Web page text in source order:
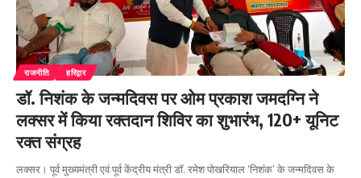
राजनीति हरिद्वार
डॉ. निशंक के जन्मदिवस पर ओम प्रकाश जमदग्नि ने
लक्सर में किया रक्तदान शिविर का शुभारंभ, 120+ यूनिट
रक्त संग्रह
लक्सर। पूर्व मुख्यमंत्री एवं पूर्व केंद्रीय मंत्री डॉ. रमेश पोखरियाल ‘निशंक’ के जन्मदिवस के